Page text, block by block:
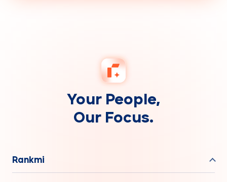
Your People,
Our Focus.
Rankmi